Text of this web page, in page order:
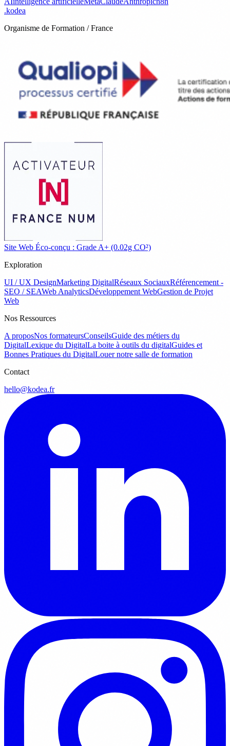
.kodea
Organisme de Formation / France
Site Web Éco-conçu : Grade A+ (0.02g CO²)
Exploration
UI / UX DesignMarketing DigitalRéseaux SociauxRéférencement -
SEO / SEAWeb AnalyticsDéveloppement WebGestion de Projet
Web
Nos Ressources
A proposNos formateursConseilsGuide des métiers du
DigitalLexique du DigitalLa boite à outils du digitalGuides et
Bonnes Pratiques du DigitalLouer notre salle de formation
Contact
hello@kodea.fr